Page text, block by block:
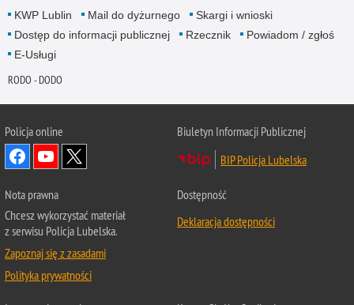
KWP Lublin Mail do dyżurnego
Skargi i wnioski
Dostęp do informacji publicznej
Rzecznik
Powiadom / zgłoś
E-Usługi
RODO - DODO
Policja online
Biuletyn Informacji Publicznej
BIP Policja Lubelska
Nota prawna
Chcesz wykorzystać materiał
z serwisu Policja Lubelska.
Zapoznaj się z zasadami
Polityka prywatności
Dostępność
Deklaracja dostępności